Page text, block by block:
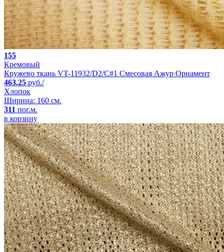
155
Кремовый
Кружево ткань VT-11932/D2/C#1 Смесовая Ажур Орнамент
463.25 руб./
Хлопок
Ширина: 160 см.
311 пог.м.
в корзину